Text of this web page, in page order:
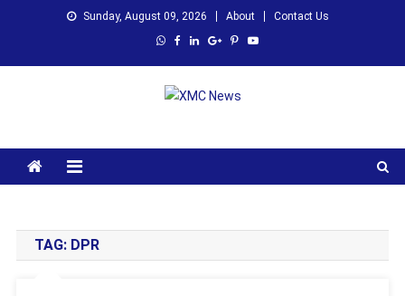
Sunday, August 09, 2026 About Contact Us
TAG: DPR